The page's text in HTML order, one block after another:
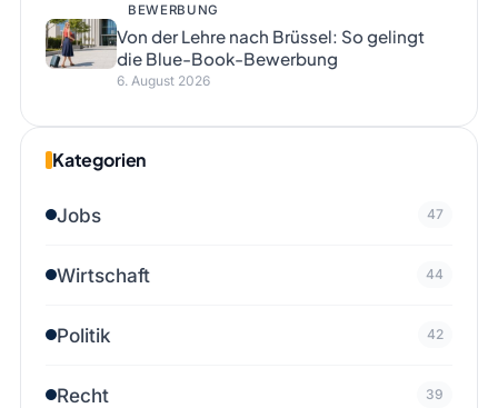
BEWERBUNG
Von der Lehre nach Brüssel: So gelingt
die Blue-Book-Bewerbung
6. August 2026
Kategorien
Jobs 47
Wirtschaft 44
Politik 42
Recht 39